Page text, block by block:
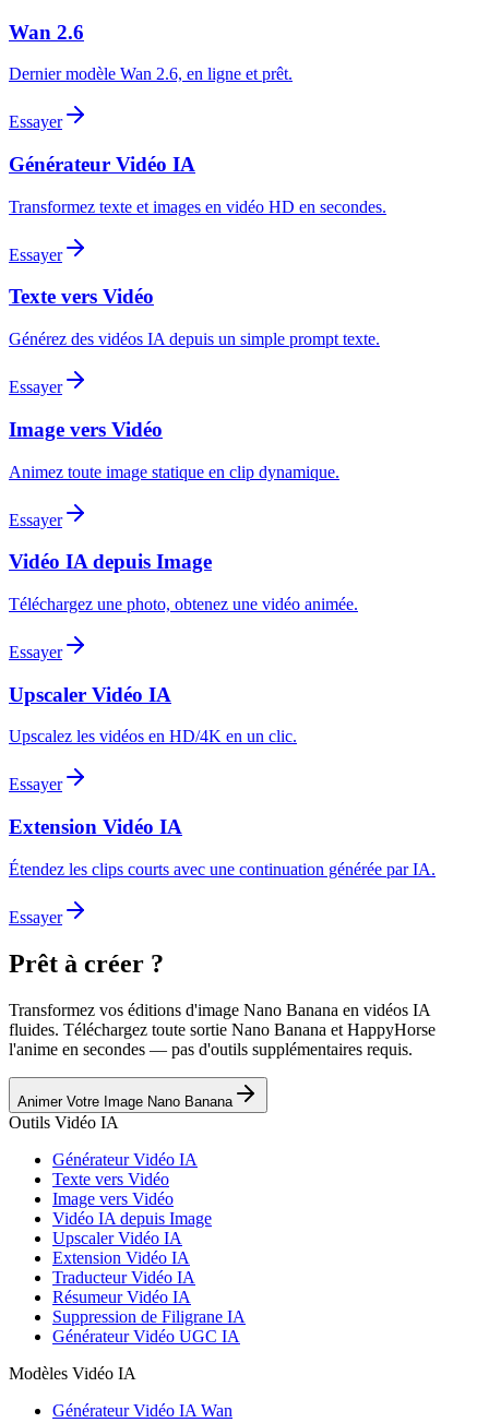
Wan 2.6
Dernier modèle Wan 2.6, en ligne et prêt.
Essayer
Générateur Vidéo IA
Transformez texte et images en vidéo HD en secondes.
Essayer
Texte vers Vidéo
Générez des vidéos IA depuis un simple prompt texte.
Essayer
Image vers Vidéo
Animez toute image statique en clip dynamique.
Essayer
Vidéo IA depuis Image
Téléchargez une photo, obtenez une vidéo animée.
Essayer
Upscaler Vidéo IA
Upscalez les vidéos en HD/4K en un clic.
Essayer
Extension Vidéo IA
Étendez les clips courts avec une continuation générée par IA.
Essayer
Prêt à créer ?
Transformez vos éditions d'image Nano Banana en vidéos IA
fluides. Téléchargez toute sortie Nano Banana et HappyHorse
l'anime en secondes — pas d'outils supplémentaires requis.
Animer Votre Image Nano Banana
Outils Vidéo IA
Générateur Vidéo IA
Texte vers Vidéo
Image vers Vidéo
Vidéo IA depuis Image
Upscaler Vidéo IA
Extension Vidéo IA
Traducteur Vidéo IA
Résumeur Vidéo IA
Suppression de Filigrane IA
Générateur Vidéo UGC IA
Modèles Vidéo IA
Générateur Vidéo IA Wan